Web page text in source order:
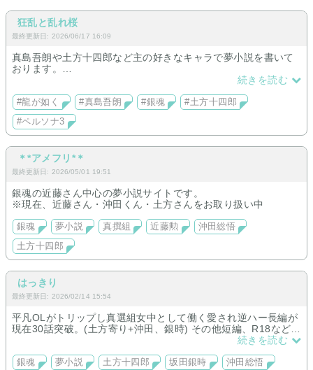
狂乱と乱れ桜
最終更新日: 2026/06/17 16:09
真島吾朗や土方十四郎など主の好きなキャラで夢小説を書いて
おります。
続きを読む
#龍が如く #真島吾朗 #銀魂
#土方十四郎
#ペルソナ3
＊*アメフリ*＊
最終更新日: 2026/05/01 19:51
銀魂の近藤さん中心の夢小説サイトです。
※現在、近藤さん・沖田くん・土方さんをお取り扱い中
銀魂 夢小説 真撰組 近藤勲
沖田総悟
土方十四郎
はっきり
最終更新日: 2026/02/14 15:54
平凡OLがトリップし真選組女中として働く愛され逆ハー長編が
現在30話突破。(土方寄り+沖田、銀時) その他短編、R18など取
続きを読む
銀魂 夢小説 土方十四郎 坂田銀時
沖田総悟